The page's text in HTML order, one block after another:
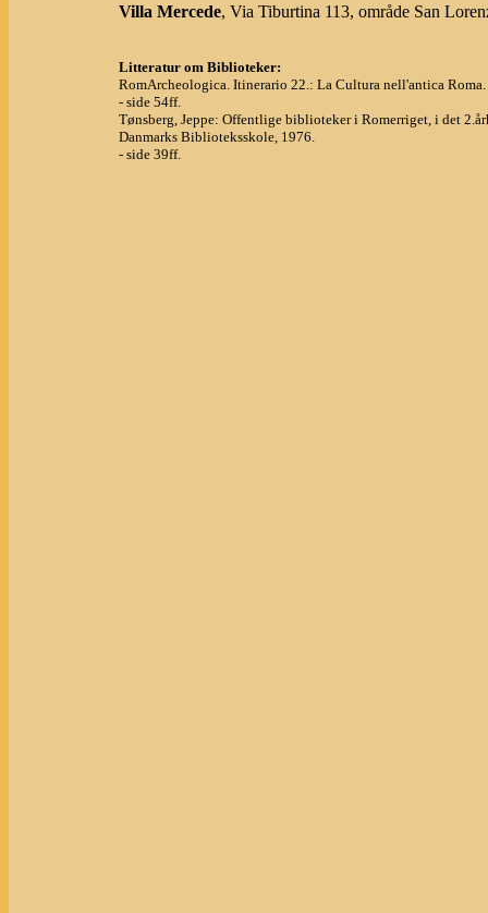
Villa Mercede, Via Tiburtina 113, område San
Litteratur om Biblioteker:
RomArcheologica. Itinerario 22.: La Cultura nell'antica
- side 54ff.
Tønsberg, Jeppe: Offentlige biblioteker i Romerriget, i det
Danmarks Biblioteksskole, 1976.
- side 39ff.